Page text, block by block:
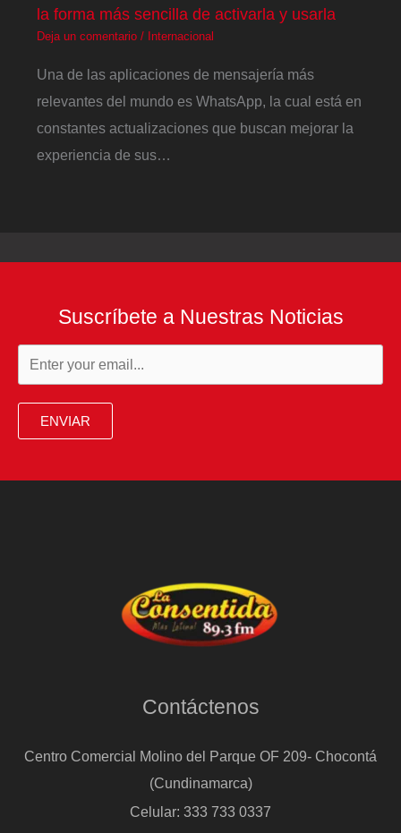
la forma más sencilla de activarla y usarla
Deja un comentario / Internacional
Una de las aplicaciones de mensajería más
relevantes del mundo es WhatsApp, la cual está en
constantes actualizaciones que buscan mejorar la
experiencia de sus…
Suscríbete a Nuestras Noticias
ENVIAR
Contáctenos
Centro Comercial Molino del Parque OF 209- Chocontá
(Cundinamarca)
Celular: 333 733 0337